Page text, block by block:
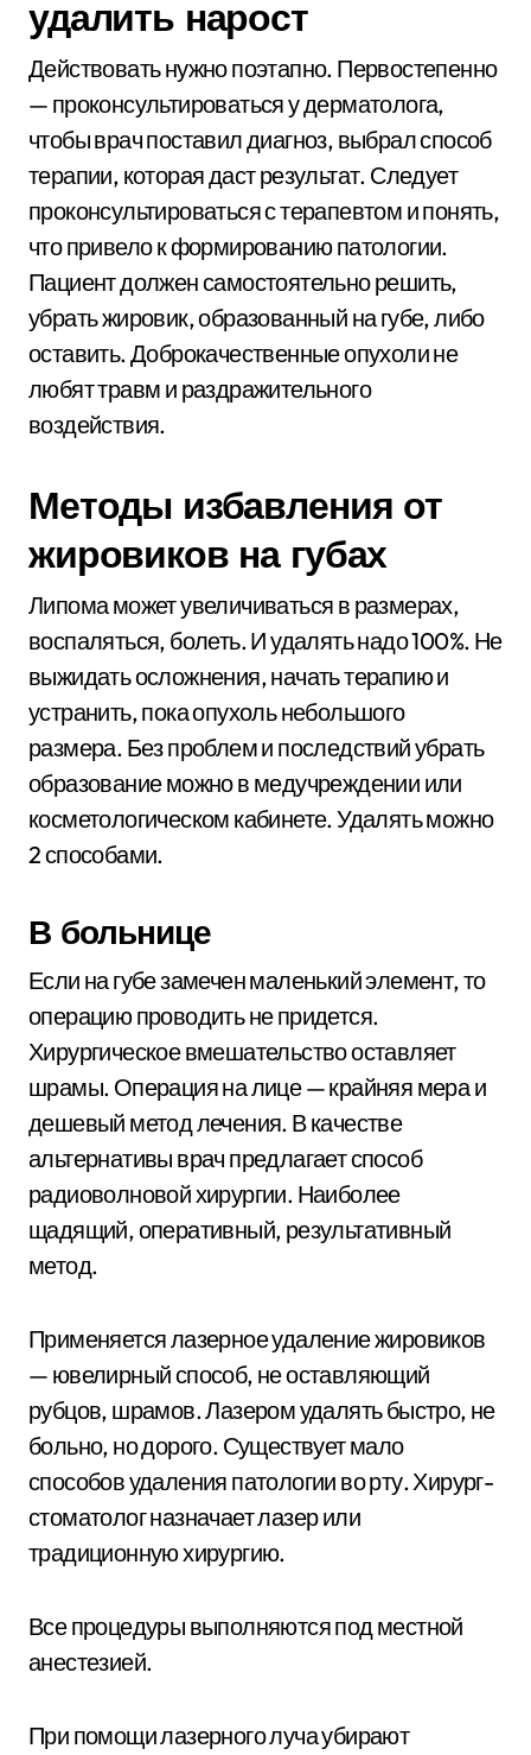
удалить нарост
Действовать нужно поэтапно. Первостепенно
— проконсультироваться у дерматолога,
чтобы врач поставил диагноз, выбрал способ
терапии, которая даст результат. Следует
проконсультироваться с терапевтом и понять,
что привело к формированию патологии.
Пациент должен самостоятельно решить,
убрать жировик, образованный на губе, либо
оставить. Доброкачественные опухоли не
любят травм и раздражительного
воздействия.
Методы избавления от
жировиков на губах
Липома может увеличиваться в размерах,
воспаляться, болеть. И удалять надо 100%. Не
выжидать осложнения, начать терапию и
устранить, пока опухоль небольшого
размера. Без проблем и последствий убрать
образование можно в медучреждении или
косметологическом кабинете. Удалять можно
2 способами.
В больнице
Если на губе замечен маленький элемент, то
операцию проводить не придется.
Хирургическое вмешательство оставляет
шрамы. Операция на лице — крайняя мера и
дешевый метод лечения. В качестве
альтернативы врач предлагает способ
радиоволновой хирургии. Наиболее
щадящий, оперативный, результативный
метод.
Применяется лазерное удаление жировиков
— ювелирный способ, не оставляющий
рубцов, шрамов. Лазером удалять быстро, не
больно, но дорого. Существует мало
способов удаления патологии во рту. Хирург-
стоматолог назначает лазер или
традиционную хирургию.
Все процедуры выполняются под местной
анестезией.
При помощи лазерного луча убирают